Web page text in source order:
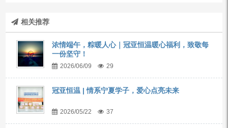
相关推荐
浓情端午，粽暖人心｜冠亚恒温暖心福利，致敬每
一份坚守！
2026/06/09 29
冠亚恒温 | 情系宁夏学子，爱心点亮未来
2026/05/22 37